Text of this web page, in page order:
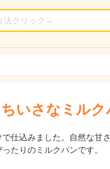
いさなミルク
仕込みました。自然な甘
たりのミルクパンです。